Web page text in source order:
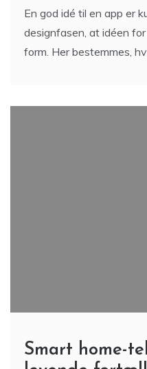
En god idé til en app er
designfasen, at idéen
form. Her bestemmes,
Smart home-